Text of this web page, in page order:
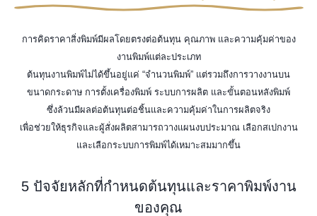
การคิดราคาสิ่งพิมพ์มีผลโดยตรงต่อต้นทุน คุณภาพ และความคุ้มค่าของ
งานพิมพ์แต่ละประเภท
ต้นทุนงานพิมพ์ไม่ได้ขึ้นอยู่แค่ “จำนวนพิมพ์” แต่รวมถึงการวางงานบน
ขนาดกระดาษ การตั้งเครื่องพิมพ์ ระบบการผลิต และขั้นตอนหลังพิมพ์
ซึ่งล้วนมีผลต่อต้นทุนต่อชิ้นและความคุ้มค่าในการผลิตจริง
เพื่อช่วยให้ธุรกิจและผู้สั่งผลิตสามารถวางแผนงบประมาณ เลือกสเปกงาน
และเลือกระบบการพิมพ์ได้เหมาะสมมากขึ้น
5 ปัจจัยหลักที่กำหนดต้นทุนและราคาพิมพ์งาน
ของคุณ